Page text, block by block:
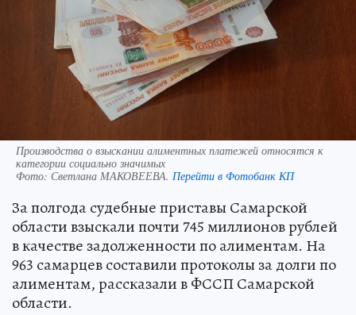
Производства о взыскании алиментных платежей относятся к
категории социально значимых
Фото: Светлана МАКОВЕЕВА. Перейти в Фотобанк КП
За полгода судебные приставы Самарской
области взыскали почти 745 миллионов рублей
в качестве задолженности по алиментам. На
963 самарцев составили протоколы за долги по
алиментам, рассказали в ФССП Самарской
области.